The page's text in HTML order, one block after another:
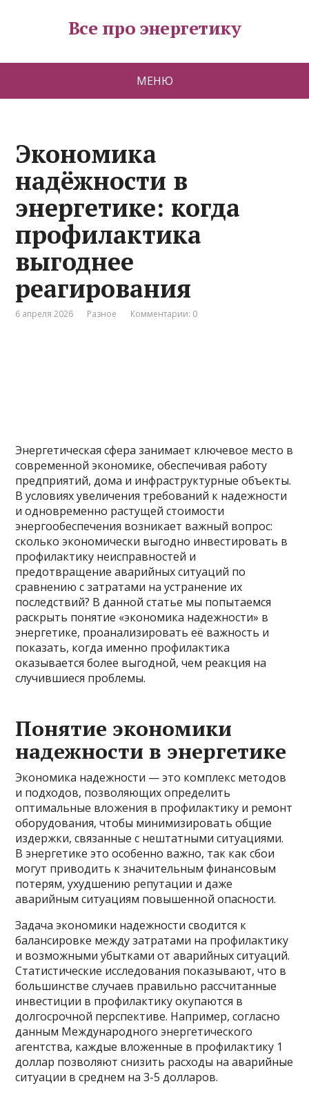
Все про энергетику
МЕНЮ
Экономика
надёжности в
энергетике: когда
профилактика
выгоднее
реагирования
6 апреля 2026 Разное Комментарии: 0
Энергетическая сфера занимает ключевое место в
современной экономике, обеспечивая работу
предприятий, дома и инфраструктурные объекты.
В условиях увеличения требований к надежности
и одновременно растущей стоимости
энергообеспечения возникает важный вопрос:
сколько экономически выгодно инвестировать в
профилактику неисправностей и
предотвращение аварийных ситуаций по
сравнению с затратами на устранение их
последствий? В данной статье мы попытаемся
раскрыть понятие «экономика надежности» в
энергетике, проанализировать её важность и
показать, когда именно профилактика
оказывается более выгодной, чем реакция на
случившиеся проблемы.
Понятие экономики
надежности в энергетике
Экономика надежности — это комплекс методов
и подходов, позволяющих определить
оптимальные вложения в профилактику и ремонт
оборудования, чтобы минимизировать общие
издержки, связанные с нештатными ситуациями.
В энергетике это особенно важно, так как сбои
могут приводить к значительным финансовым
потерям, ухудшению репутации и даже
аварийным ситуациям повышенной опасности.
Задача экономики надежности сводится к
балансировке между затратами на профилактику
и возможными убытками от аварийных ситуаций.
Статистические исследования показывают, что в
большинстве случаев правильно рассчитанные
инвестиции в профилактику окупаются в
долгосрочной перспективе. Например, согласно
данным Международного энергетического
агентства, каждые вложенные в профилактику 1
доллар позволяют снизить расходы на аварийные
ситуации в среднем на 3-5 долларов.